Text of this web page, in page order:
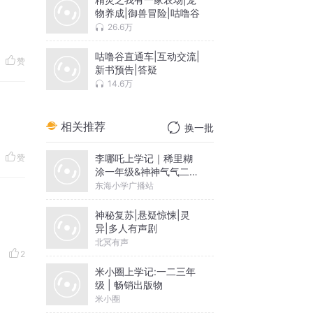
赞
赞
2
物养成|御兽冒险|咕噜谷
26.6万
咕噜谷直通车|互动交流|
新书预告|答疑
14.6万
相关推荐 换一批
李哪吒上学记｜稀里糊
涂一年级&神神气气二年
级
东海小学广播站
神秘复苏|悬疑惊悚|灵
异|多人有声剧
北冥有声
米小圈上学记:一二三年
级 | 畅销出版物
米小圈